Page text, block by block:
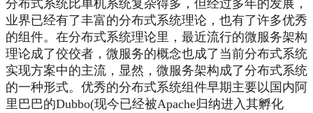
分布式系统比单机系统复杂得多，但经过多年的发展，
业界已经有了丰富的分布式系统理论，也有了许多优秀
的组件。在分布式系统理论里，最近流行的微服务架构
理论成了佼佼者，微服务的概念也成了当前分布式系统
实现方案中的主流，显然，微服务架构成了分布式系统
的一种形式。优秀的分布式系统组件早期主要以国内阿
里巴巴的Dubbo(现今已经被Apache归纳进入其孵化